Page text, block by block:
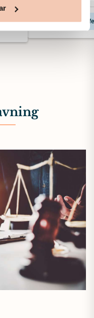
Läs mer & få